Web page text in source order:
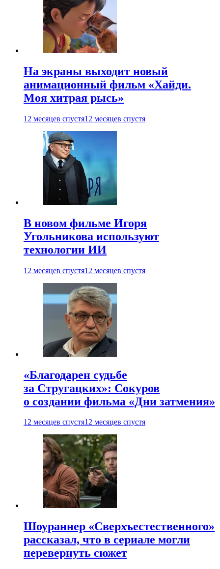
На экраны выходит новый
анимационный фильм «Хайди.
Моя хитрая рысь»
12 месяцев спустя12 месяцев спустя
В новом фильме Игоря
Угольникова используют
технологии ИИ
12 месяцев спустя12 месяцев спустя
«Благодарен судьбе
за Стругацких»: Сокуров
о создании фильма «Дни затмения»
12 месяцев спустя12 месяцев спустя
Шоураннер «Сверхъестественного»
рассказал, что в сериале могли
перевернуть сюжет